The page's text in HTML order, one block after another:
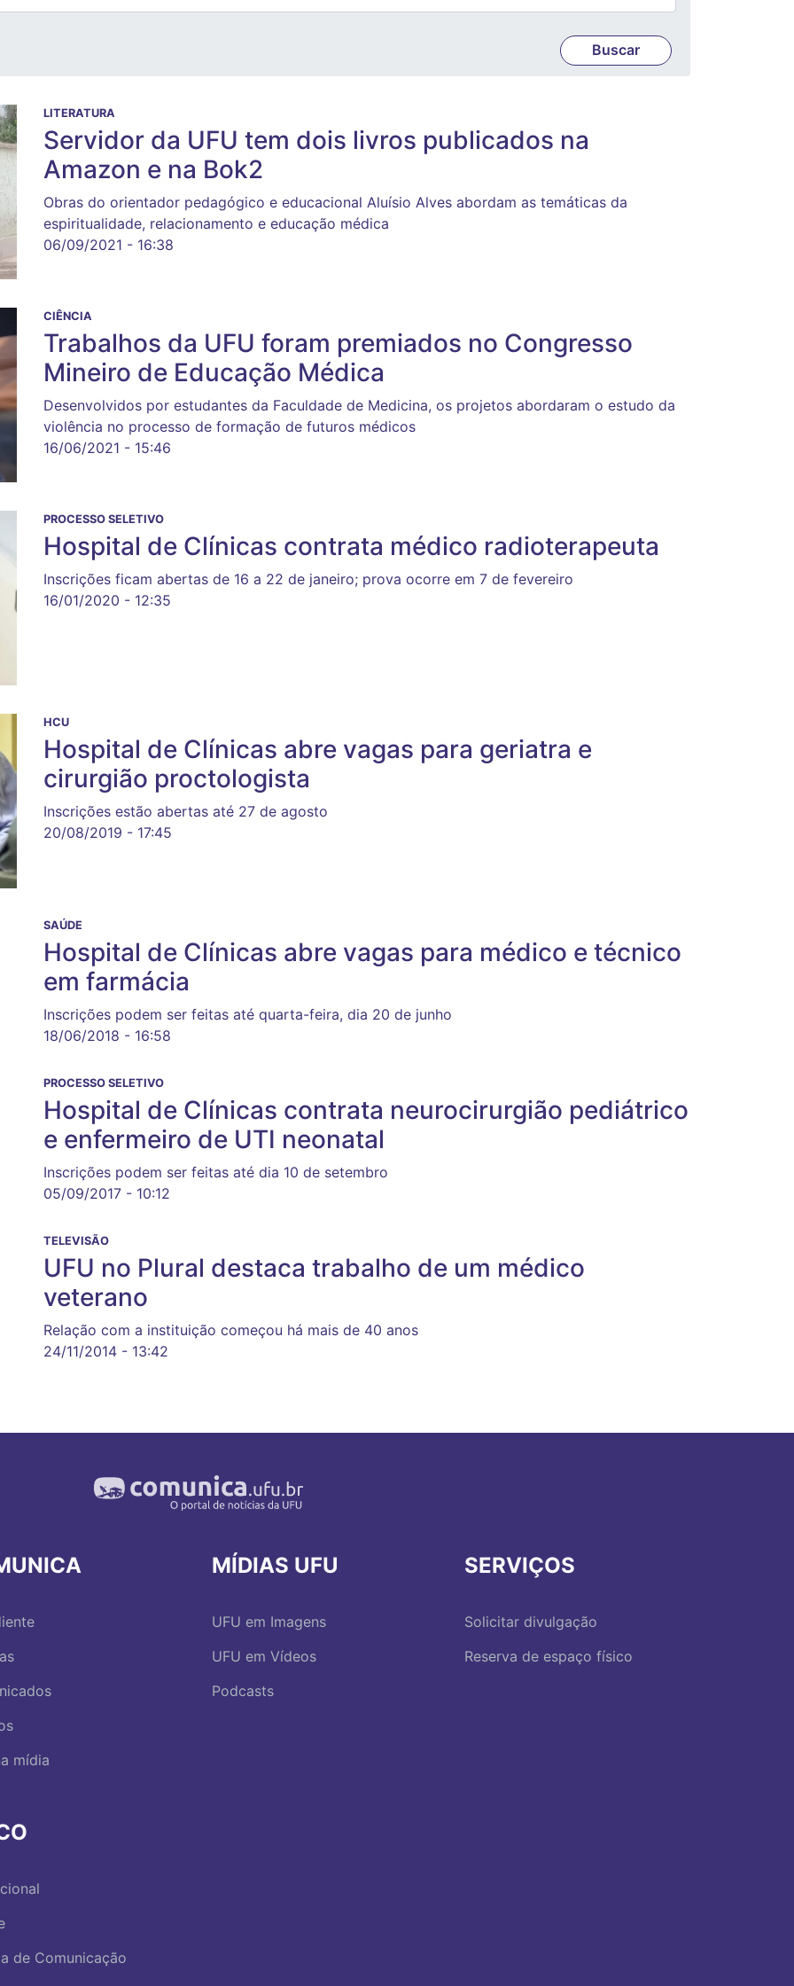
LITERATURA
Servidor da UFU tem dois livros publicados na
Amazon e na Bok2
Obras do orientador pedagógico e educacional Aluísio Alves abordam as temáticas da
espiritualidade, relacionamento e educação médica
06/09/2021 - 16:38
CIÊNCIA
Trabalhos da UFU foram premiados no Congresso
Mineiro de Educação Médica
Desenvolvidos por estudantes da Faculdade de Medicina, os projetos abordaram o estudo da
violência no processo de formação de futuros médicos
16/06/2021 - 15:46
PROCESSO SELETIVO
Hospital de Clínicas contrata médico radioterapeuta
Inscrições ficam abertas de 16 a 22 de janeiro; prova ocorre em 7 de fevereiro
16/01/2020 - 12:35
HCU
Hospital de Clínicas abre vagas para geriatra e
cirurgião proctologista
Inscrições estão abertas até 27 de agosto
20/08/2019 - 17:45
SAÚDE
Hospital de Clínicas abre vagas para médico e técnico
em farmácia
Inscrições podem ser feitas até quarta-feira, dia 20 de junho
18/06/2018 - 16:58
PROCESSO SELETIVO
Hospital de Clínicas contrata neurocirurgião pediátrico
e enfermeiro de UTI neonatal
Inscrições podem ser feitas até dia 10 de setembro
05/09/2017 - 10:12
TELEVISÃO
UFU no Plural destaca trabalho de um médico
veterano
Relação com a instituição começou há mais de 40 anos
24/11/2014 - 13:42
mídia
de Comunicação
MÍDIAS UFU
UFU em Imagens
UFU em Vídeos
Podcasts
SERVIÇOS
Solicitar divulgação
Reserva de espaço físico